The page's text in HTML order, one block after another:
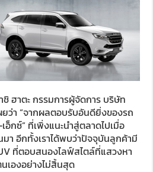
ฮาตะ กรรมการผู้จัดการ บริษัท
ยว่า “จากผลตอบรับอันดียิ่งของรถ
อ็กซ์” ที่เพิ่งแนะนำสู่ตลาดไปเมื่อ
า อีกทั้งเราได้พบว่าปัจจุบันลูกค้ามี
ที่ตอบสนองไลฟ์สไตล์ที่แสวงหา
เองอย่างไม่สิ้นสุด